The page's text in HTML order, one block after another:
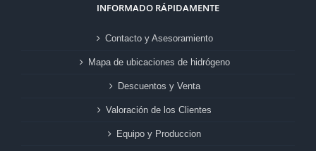
INFORMADO RÁPIDAMENTE
Contacto y Asesoramiento
Mapa de ubicaciones de hidrógeno
Descuentos y Venta
Valoración de los Clientes
Equipo y Produccion